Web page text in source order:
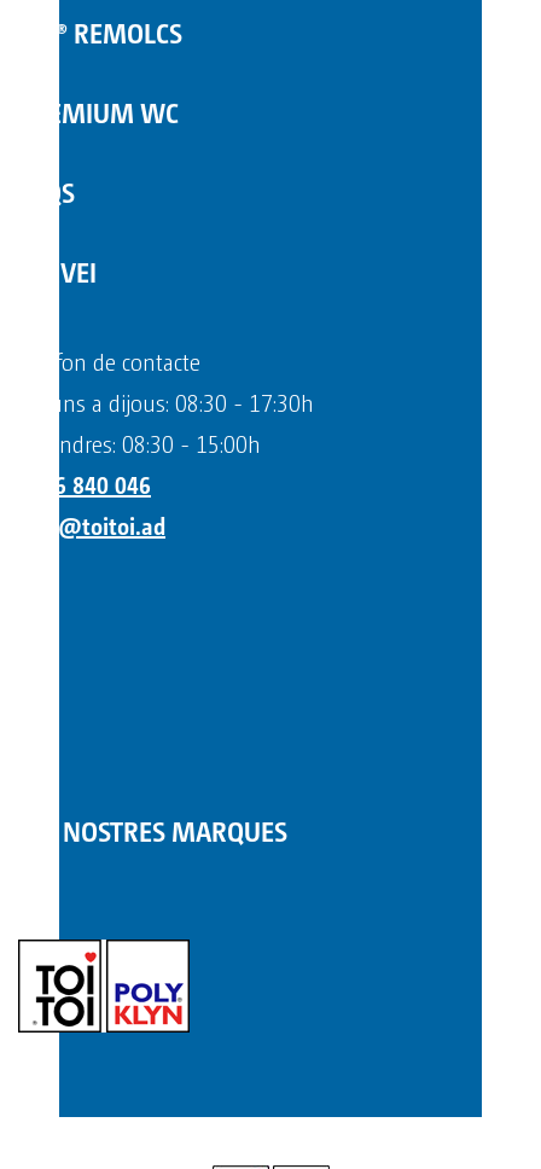
TOI® REMOLCS
PREMIUM WC
FAQS
SERVEI
Telèfon de contacte
Dilluns a dijous: 08:30 - 17:30h
Divendres: 08:30 - 15:00h
+376 840 046
info@toitoi.ad
LES NOSTRES MARQUES